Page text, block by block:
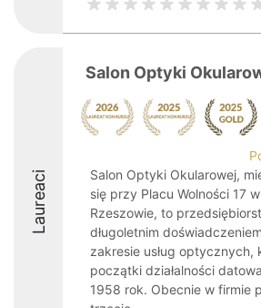
Laureaci
Salon Optyki
Salon Optyki Okularowej,
się przy Placu Wolności 17 w
Rzeszowie, to
długoletnim
zakresie usług optycznych,
początki działalności
1958 rok. Obecnie w firmie